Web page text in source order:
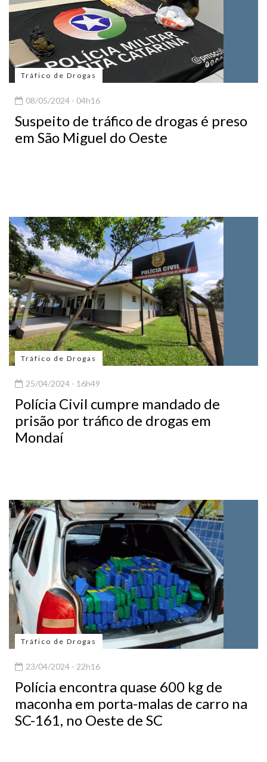
Tráfico de Drogas
08/05/2024 - 04h16
Suspeito de tráfico de drogas é preso
em São Miguel do Oeste
Tráfico de Drogas
25/04/2024 - 16h49
Polícia Civil cumpre mandado de
prisão por tráfico de drogas em
Mondaí
Tráfico de Drogas
23/04/2024 - 22h16
Polícia encontra quase 600 kg de
maconha em porta-malas de carro na
SC-161, no Oeste de SC